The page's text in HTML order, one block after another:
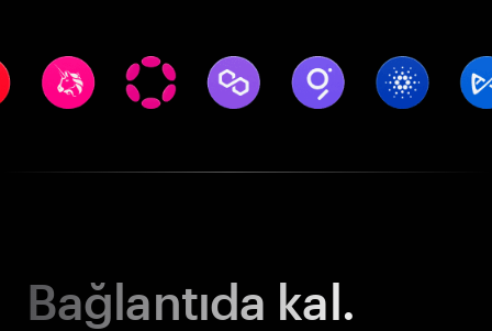
Bağlantıda kal.